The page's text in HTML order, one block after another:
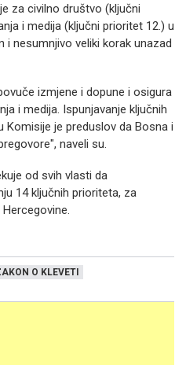
za civilno društvo (ključni
i medija (ključni prioritet 12.) u
i nesumnjivo veliki korak unazad
izmjene i dopune i osigura
i medija. Ispunjavanje ključnih
Komisije je preduslov da Bosna i
naveli su.
od svih vlasti da
14 ključnih prioriteta, za
O KLEVETI